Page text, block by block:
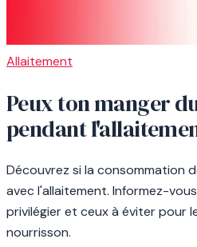
Allaitement
Peux ton manger
pendant
Découvrez si la consommation
avec l'allaitement. Informez-
privilégier et ceux à éviter pour
nourrisson.